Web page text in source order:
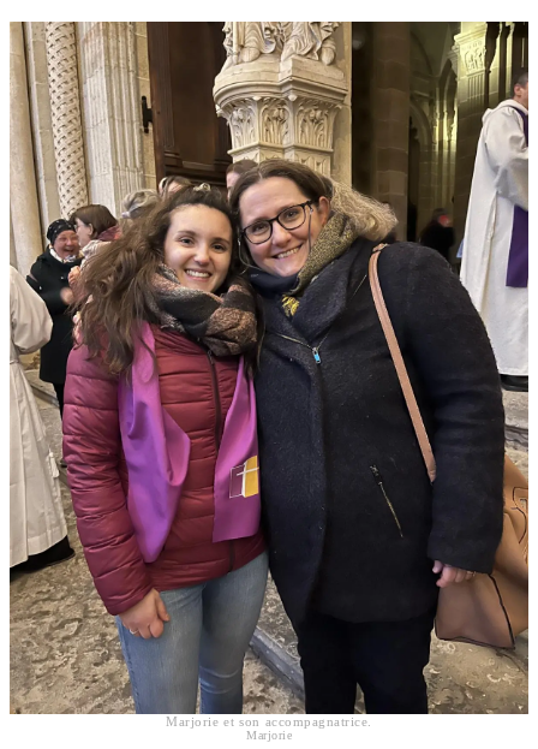
Marjorie et son accompagnatrice.
Marjorie